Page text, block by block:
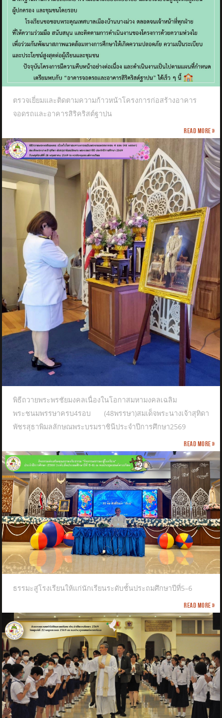
ตรวจเยี่ยมและติดตามความก้าวหน้าโครงการก่อสร้างอาคาร
จอดรถและอาคารสิริคริสต์ฐาปน
Read more »
พิธีถวายพระพรชัยมงคลเนื่องในโอกาสมหามงคลเฉลิม
พระชนมพรรษาครบ4รอบ (48พรรษา)สมเด็จพระนางเจ้าสุทิดา
พัชรสุธาพิมลลักษณพระบรมราชินีประจำปีการศึกษา2569
Read more »
ธรรมะสู่โรงเรียนให้แก่นักเรียนระดับชั้นประถมศึกษาปีที่5–6
Read more »